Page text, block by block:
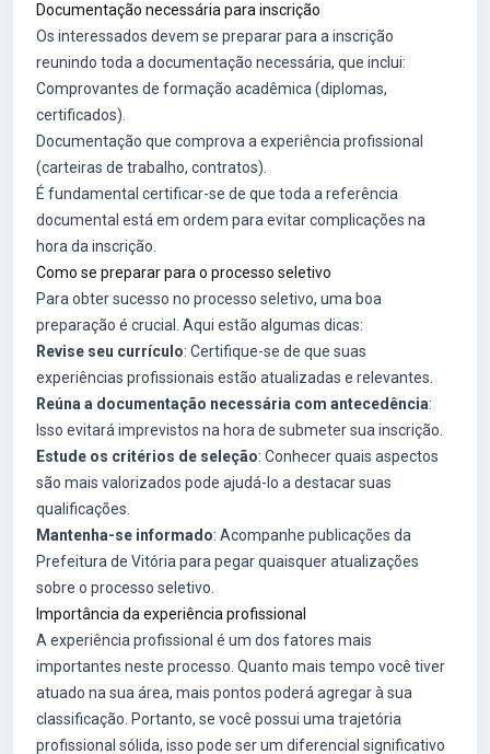
Documentação necessária para inscrição
Os interessados devem se preparar para a inscrição
reunindo toda a documentação necessária, que inclui:
Comprovantes de formação acadêmica (diplomas,
certificados).
Documentação que comprova a experiência profissional
(carteiras de trabalho, contratos).
É fundamental certificar-se de que toda a referência
documental está em ordem para evitar complicações na
hora da inscrição.
Como se preparar para o processo seletivo
Para obter sucesso no processo seletivo, uma boa
preparação é crucial. Aqui estão algumas dicas:
Revise seu currículo: Certifique-se de que suas
experiências profissionais estão atualizadas e relevantes.
Reúna a documentação necessária com antecedência:
Isso evitará imprevistos na hora de submeter sua inscrição.
Estude os critérios de seleção: Conhecer quais aspectos
são mais valorizados pode ajudá-lo a destacar suas
qualificações.
Mantenha-se informado: Acompanhe publicações da
Prefeitura de Vitória para pegar quaisquer atualizações
sobre o processo seletivo.
Importância da experiência profissional
A experiência profissional é um dos fatores mais
importantes neste processo. Quanto mais tempo você tiver
atuado na sua área, mais pontos poderá agregar à sua
classificação. Portanto, se você possui uma trajetória
profissional sólida, isso pode ser um diferencial significativo